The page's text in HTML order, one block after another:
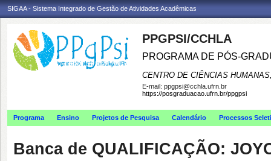
SIGAA - Sistema Integrado de Gestão de Atividades Acadêmicas
PPGPSI/CCHLA
PROGRAMA DE PÓS-
CENTRO DE CIÊNCIAS
E-mail: ppgpsi@cchla.ufrn.br
https://posgraduacao.ufrn.br/ppgpsi
Programa Ensino Projetos de Pesquisa Calendário Processos
Banca de QUALIFICAÇÃO: